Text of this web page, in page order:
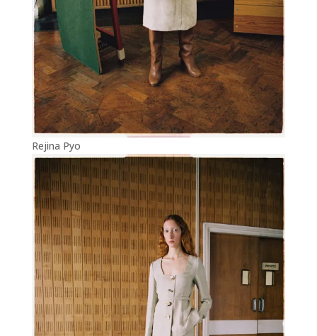
Rejina Pyo